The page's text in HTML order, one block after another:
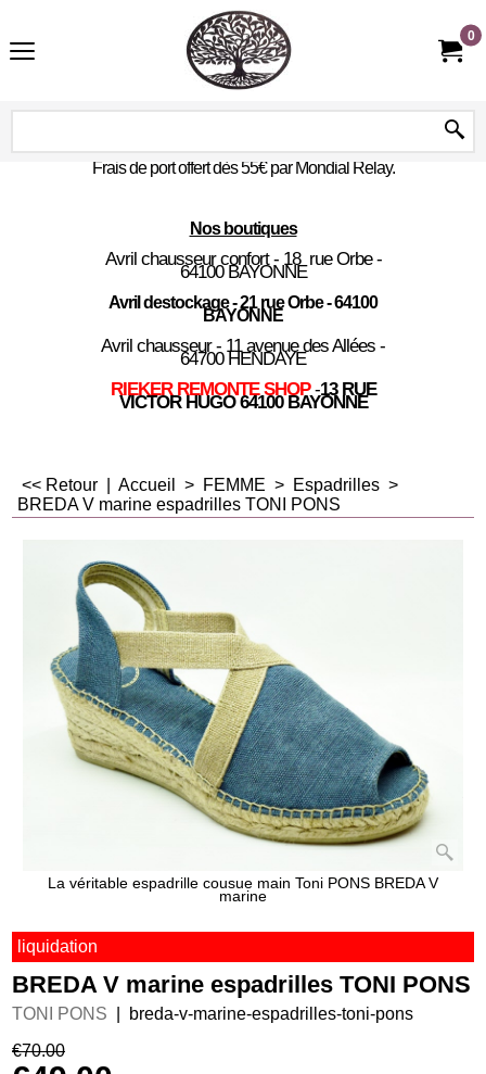
0
Frais de port offert dès 55€ par Mondial Relay.
Nos boutiques
Avril chausseur confort - 18 rue Orbe -
64100 BAYONNE
Avril destockage - 21 rue Orbe - 64100
BAYONNE
Avril chausseur - 11 avenue des Allées -
64700 HENDAYE
RIEKER REMONTE SHOP -13 RUE
VICTOR HUGO 64100 BAYONNE
<< Retour Accueil > FEMME > Espadrilles >
BREDA V marine espadrilles TONI PONS
La véritable espadrille cousue main Toni PONS BREDA V
marine
liquidation
BREDA V marine espadrilles TONI PONS
TONI PONS
breda-v-marine-espadrilles-toni-pons
€70.00